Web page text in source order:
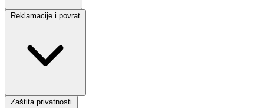
Reklamacije i povrat
Zaštita privatnosti